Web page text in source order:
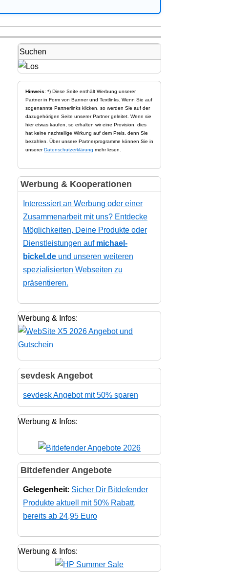
Hinweis: *) Diese Seite enthält Werbung unserer
Partner in Form von Banner und Textlinks. Wenn Sie auf
sogenannte Partnerlinks klicken, so werden Sie auf der
dazugehörigen Seite unserer Partner geleitet. Wenn sie
hier etwas kaufen, so erhalten wir eine Provision, dies
hat keine nachteilige Wirkung auf dem Preis, denn Sie
bezahlen. Über unsere Partnerprogramme können Sie in
unsererDatenschutzerklärung mehr lesen.
Werbung & Kooperationen
Interessiert an Werbung oder einer
Zusammenarbeit mit uns? Entdecke
Möglichkeiten, Deine Produkte oder
Dienstleistungen auf michael-
bickel.de und unseren weiteren
spezialisierten Webseiten zu
präsentieren.
Werbung & Infos:
sevdesk Angebot
sevdesk Angebot mit 50% sparen
Werbung & Infos:
Bitdefender Angebote
Gelegenheit: Sicher Dir Bitdefender
Produkte aktuell mit 50% Rabatt,
bereits ab 24,95 Euro
Werbung & Infos: